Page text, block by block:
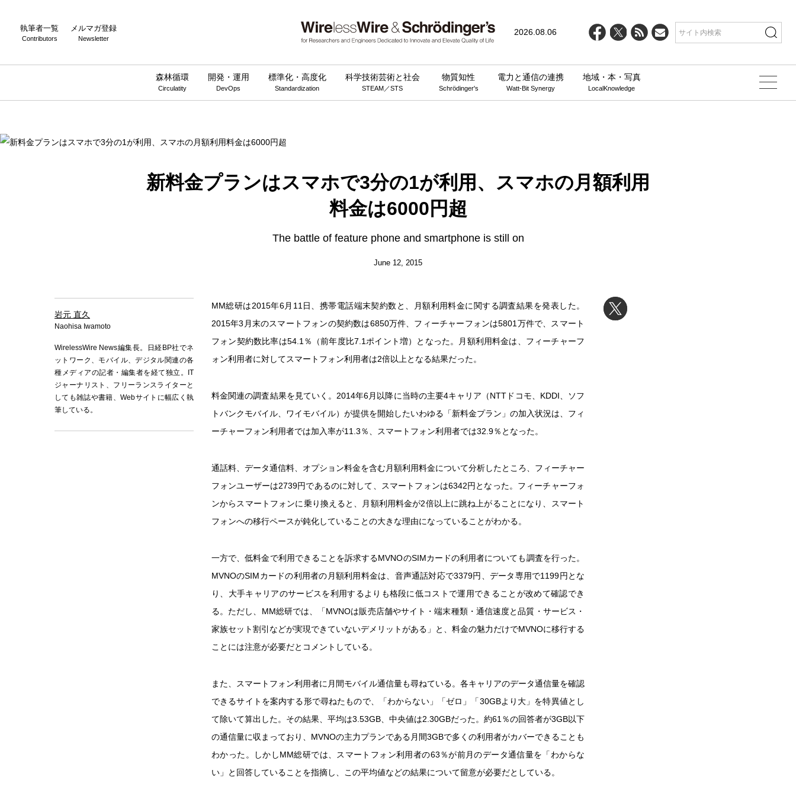
執筆者一覧
Contributors
メルマガ登録
Newsletter
2026.08.06
森林循環
Circulatity
開発・運用
DevOps
標準化・高度化
Standardization
科学技術芸術と社会
STEAM／STS
物質知性
Schrödinger's
電力と通信の連携
Watt-Bit Synergy
地域・本・写真
LocalKnowledge
Warning: Undefined array key 0 in /home/wwnstyle/wirelesswire.jp/public_html/wp-content/themes/wirelesswire_v3/functions.php
新料金プランはスマホで3分の1が利用、スマホの月額利用
料金は6000円超
The battle of feature phone and smartphone is still on
June 12, 2015
岩元 直久
Naohisa Iwamoto
WirelessWire News編集長。日経BP社でネ
ットワーク、モバイル、デジタル関連の各
種メディアの記者・編集者を経て独立。IT
ジャーナリスト、フリーランスライターと
しても雑誌や書籍、Webサイトに幅広く執
筆している。
MM総研は2015年6月11日、携帯電話端末契約数と、月額利用料金に関する調査結果を発表した。
2015年3月末のスマートフォンの契約数は6850万件、フィーチャーフォンは5801万件で、スマート
フォン契約数比率は54.1％（前年度比7.1ポイント増）となった。月額利用料金は、フィーチャーフ
ォン利用者に対してスマートフォン利用者は2倍以上となる結果だった。
料金関連の調査結果を見ていく。2014年6月以降に当時の主要4キャリア（NTTドコモ、KDDI、ソフ
トバンクモバイル、ワイモバイル）が提供を開始したいわゆる「新料金プラン」の加入状況は、フィ
ーチャーフォン利用者では加入率が11.3％、スマートフォン利用者では32.9％となった。
通話料、データ通信料、オプション料金を含む月額利用料金について分析したところ、フィーチャー
フォンユーザーは2739円であるのに対して、スマートフォンは6342円となった。フィーチャーフォ
ンからスマートフォンに乗り換えると、月額利用料金が2倍以上に跳ね上がることになり、スマート
フォンへの移行ペースが鈍化していることの大きな理由になっていることがわかる。
一方で、低料金で利用できることを訴求するMVNOのSIMカードの利用者についても調査を行った。
MVNOのSIMカードの利用者の月額利用料金は、音声通話対応で3379円、データ専用で1199円とな
り、大手キャリアのサービスを利用するよりも格段に低コストで運用できることが改めて確認でき
る。ただし、MM総研では、「MVNOは販売店舗やサイト・端末種類・通信速度と品質・サービス・
家族セット割引などが実現できていないデメリットがある」と、料金の魅力だけでMVNOに移行する
ことには注意が必要だとコメントしている。
また、スマートフォン利用者に月間モバイル通信量も尋ねている。各キャリアのデータ通信量を確認
できるサイトを案内する形で尋ねたもので、「わからない」「ゼロ」「30GBより大」を特異値とし
て除いて算出した。その結果、平均は3.53GB、中央値は2.30GBだった。約61％の回答者が3GB以下
の通信量に収まっており、MVNOの主力プランである月間3GBで多くの利用者がカバーできることも
わかった。しかしMM総研では、スマートフォン利用者の63％が前月のデータ通信量を「わからな
い」と回答していることを指摘し、この平均値などの結果について留意が必要だとしている。